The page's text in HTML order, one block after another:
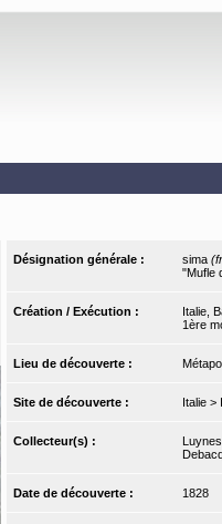
Désignation générale : sima
"Mufle
Création / Exécution : Italie,
1ère
Lieu de découverte :
Site de découverte : Italie >
Collecteur(s) :
Date de découverte : 1828